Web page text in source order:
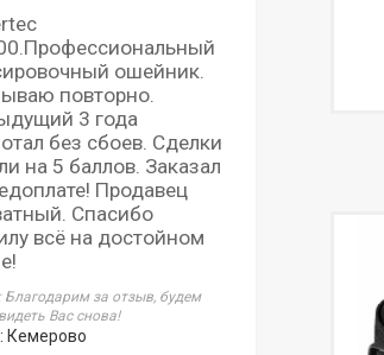
ошейник.
повторно.
3 года
без сбоев. Сделки
на 5 баллов. Заказал
Продавец
Спасибо
всё на достойном
Благодарим за отзыв, будем
Вас снова!
Кемерово